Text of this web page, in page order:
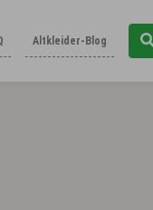
Altkleider-Blog